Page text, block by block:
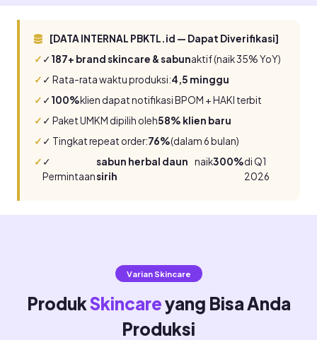
[DATA INTERNAL PBKTL.id — Dapat Diverifikasi]
✓187+ brand skincare & sabunaktif (naik 35% YoY)
✓ Rata-rata waktu produksi:4,5 minggu
✓100%klien dapat notifikasi BPOM + HAKI terbit
✓ Paket UMKM dipilih oleh58% klien baru
✓ Tingkat repeat order:76%(dalam 6 bulan)
✓
Permintaan
sabun herbal daun
sirih
naik300%di Q1
2026
Varian Skincare
ProdukSkincareyang Bisa Anda
Produksi